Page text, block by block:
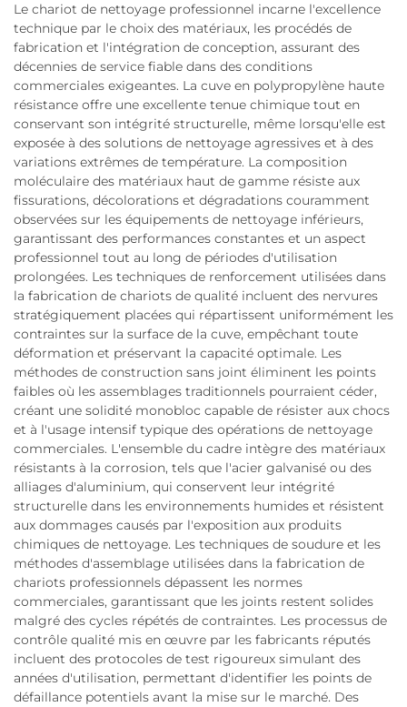
Le chariot de nettoyage professionnel incarne l'excellence
technique par le choix des matériaux, les procédés de
fabrication et l'intégration de conception, assurant des
décennies de service fiable dans des conditions
commerciales exigeantes. La cuve en polypropylène haute
résistance offre une excellente tenue chimique tout en
conservant son intégrité structurelle, même lorsqu'elle est
exposée à des solutions de nettoyage agressives et à des
variations extrêmes de température. La composition
moléculaire des matériaux haut de gamme résiste aux
fissurations, décolorations et dégradations couramment
observées sur les équipements de nettoyage inférieurs,
garantissant des performances constantes et un aspect
professionnel tout au long de périodes d'utilisation
prolongées. Les techniques de renforcement utilisées dans
la fabrication de chariots de qualité incluent des nervures
stratégiquement placées qui répartissent uniformément les
contraintes sur la surface de la cuve, empêchant toute
déformation et préservant la capacité optimale. Les
méthodes de construction sans joint éliminent les points
faibles où les assemblages traditionnels pourraient céder,
créant une solidité monobloc capable de résister aux chocs
et à l'usage intensif typique des opérations de nettoyage
commerciales. L'ensemble du cadre intègre des matériaux
résistants à la corrosion, tels que l'acier galvanisé ou des
alliages d'aluminium, qui conservent leur intégrité
structurelle dans les environnements humides et résistent
aux dommages causés par l'exposition aux produits
chimiques de nettoyage. Les techniques de soudure et les
méthodes d'assemblage utilisées dans la fabrication de
chariots professionnels dépassent les normes
commerciales, garantissant que les joints restent solides
malgré des cycles répétés de contraintes. Les processus de
contrôle qualité mis en œuvre par les fabricants réputés
incluent des protocoles de test rigoureux simulant des
années d'utilisation, permettant d'identifier les points de
défaillance potentiels avant la mise sur le marché. Des